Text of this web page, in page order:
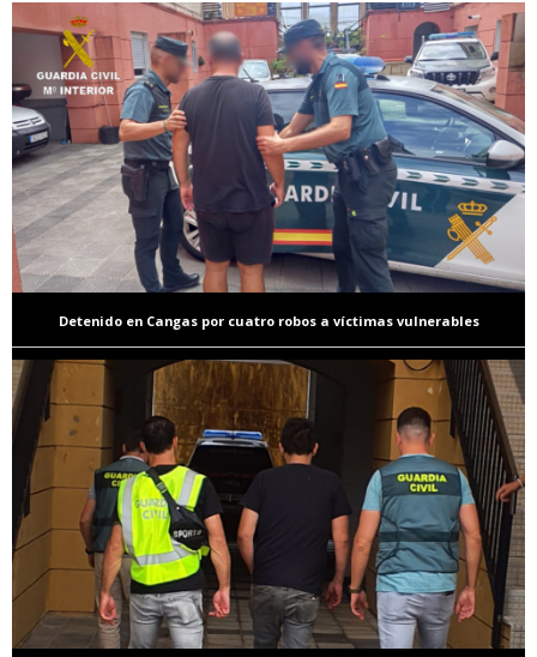
Detenido en Cangas por cuatro robos a víctimas vulnerables